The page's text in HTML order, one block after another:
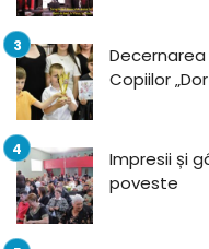
Copiilor
Impresii și
poveste